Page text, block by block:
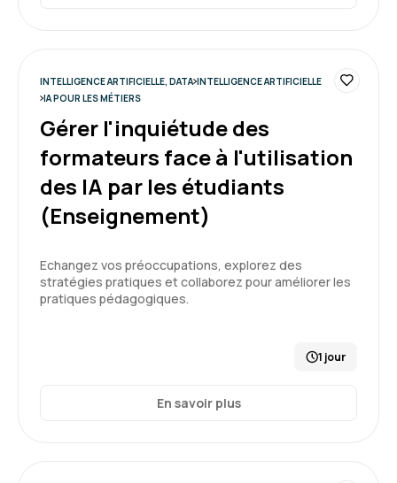
Formation : IA générative, état de l'art
compétent dans le domaine.
Formation : IA, les fondamentaux
INTELLIGENCE ARTIFICIELLE, DATA INTELLIGENCE ARTIFICIELLE
IA POUR LES MÉTIERS
Gérer l'inquiétude des
formateurs face à l'utilisation
des IA par les étudiants
(Enseignement)
Echangez vos préoccupations, explorez des
stratégies pratiques et collaborez pour améliorer les
pratiques pédagogiques.
1 jour
En savoir plus